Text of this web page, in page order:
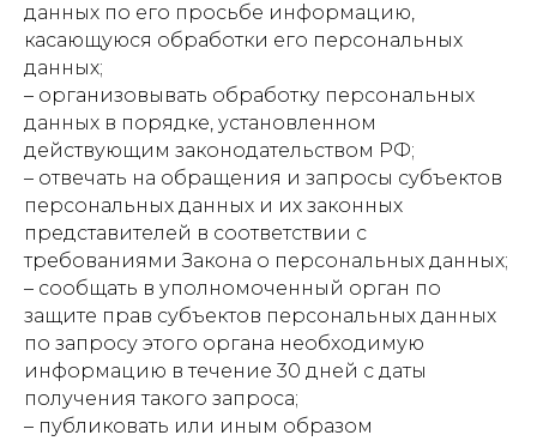
данных по его просьбе информацию,
касающуюся обработки его персональных
данных;
– организовывать обработку персональных
данных в порядке, установленном
действующим законодательством РФ;
– отвечать на обращения и запросы субъектов
персональных данных и их законных
представителей в соответствии с
требованиями Закона о персональных данных;
– сообщать в уполномоченный орган по
защите прав субъектов персональных данных
по запросу этого органа необходимую
информацию в течение 30 дней с даты
получения такого запроса;
– публиковать или иным образом